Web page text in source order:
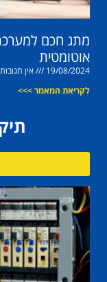
מתג חכם
אוטומטית
19/08/2024
אין תגובות
לקריאת המאמר >>>